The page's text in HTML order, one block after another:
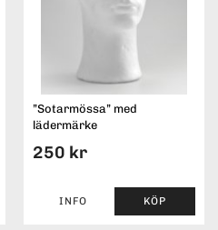
”Sotarmössa” med
lädermärke
250 kr
INFO KÖP